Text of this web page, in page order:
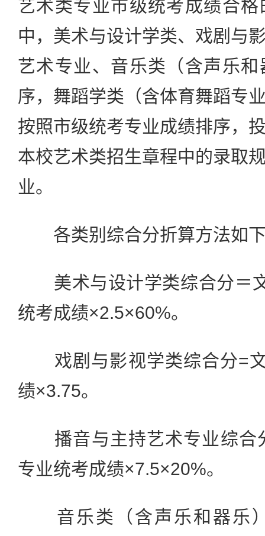
艺术类专业市级统考成绩合
中，美术与设计学类、戏剧与
艺术专业、音乐类（含声乐
序，舞蹈学类（含体育舞蹈专
按照市级统考专业成绩排序，
本校艺术类招生章程中的录取
业。
各类别综合分折算方法如
美术与设计学类综合分＝
统考成绩×2.5×60%。
戏剧与影视学类综合分=文
绩×3.75。
播音与主持艺术专业综合
专业统考成绩×7.5×20%。
音乐类（含声乐和器乐